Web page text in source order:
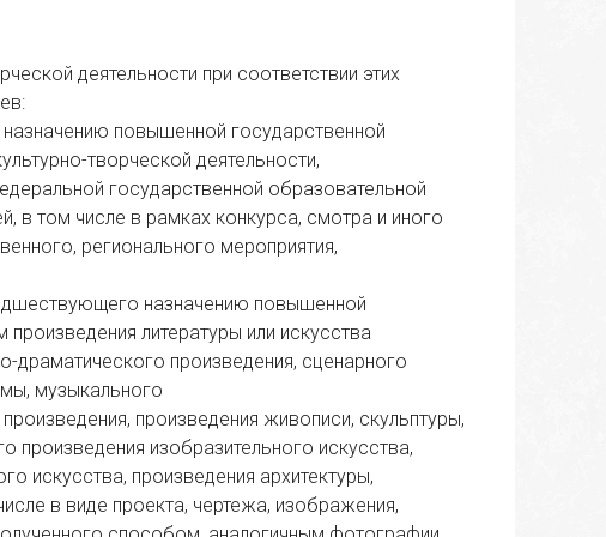
деятельности при соответствии этих
повышенной государственной
творческой деятельности,
государственной образовательной
в том числе в рамках конкурса, смотра и иного
регионального мероприятия,
назначению повышенной
литературы или искусства
драматического произведения, сценарного
музыкального
произведения живописи, скульптуры,
произведения изобразительного искусства,
искусства, произведения архитектуры,
в виде проекта, чертежа, изображения,